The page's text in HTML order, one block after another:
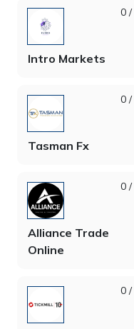
0 /
Intro Markets
0 /
Tasman Fx
0 /
Alliance Trade
Online
0 /